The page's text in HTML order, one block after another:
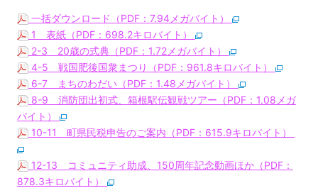
一括ダウンロード（PDF：7.94メガバイト）
1 表紙（PDF：698.2キロバイト）
2-3 20歳の式典（PDF：1.72メガバイト）
4-5 戦国肥後国衆まつり（PDF：961.8キロバイト）
6-7 まちのわだい（PDF：1.48メガバイト）
8-9 消防団出初式、箱根駅伝観戦ツアー（PDF：1.08メガ
バイト）
10-11 町県民税申告のご案内（PDF：615.9キロバイト）
12-13 コミュニティ助成、150周年記念動画ほか（PDF：
878.3キロバイト）